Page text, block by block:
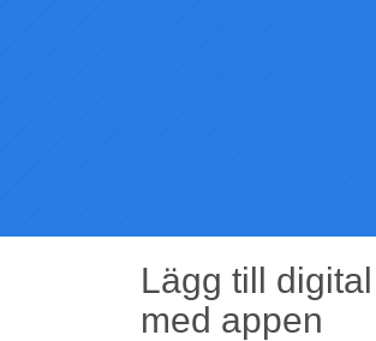
Lägg till
med appen